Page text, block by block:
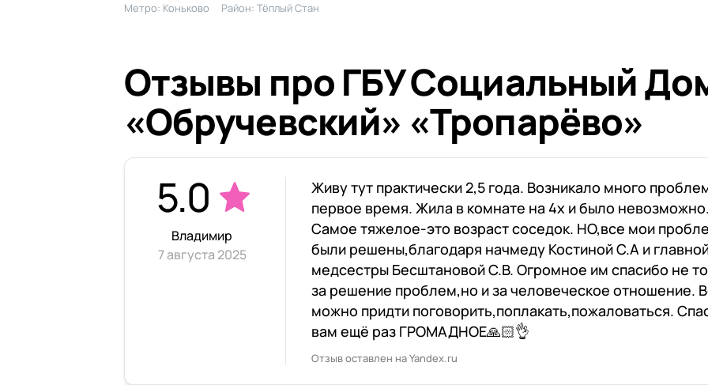
Метро: Коньково Район: Тёплый Стан
Отзывы про ГБУ Социальный
«Обручевский» «Тропарёво»
5.0
Владимир
7 августа 2025
Живу тут практически 2,5 года. Возникало много
первое время. Жила в комнате на 4х и было
Самое тяжелое-это возраст соседок. НО,все мои
были решены,благодаря начмеду Костиной С.А и
медсестры Бесштановой С.В. Огромное им спасибо не
за решение проблем,но и за человеческое отношение.
можно придти поговорить,поплакать,пожаловаться.
вам ещё раз ГРОМАДНОЕ🙏🏻👌
Отзыв оставлен на Yandex.ru